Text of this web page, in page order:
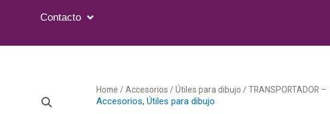
Contacto
Home / Accesorios / Útiles para dibujo / TRANSPORTADOR –
Accesorios, Útiles para dibujo